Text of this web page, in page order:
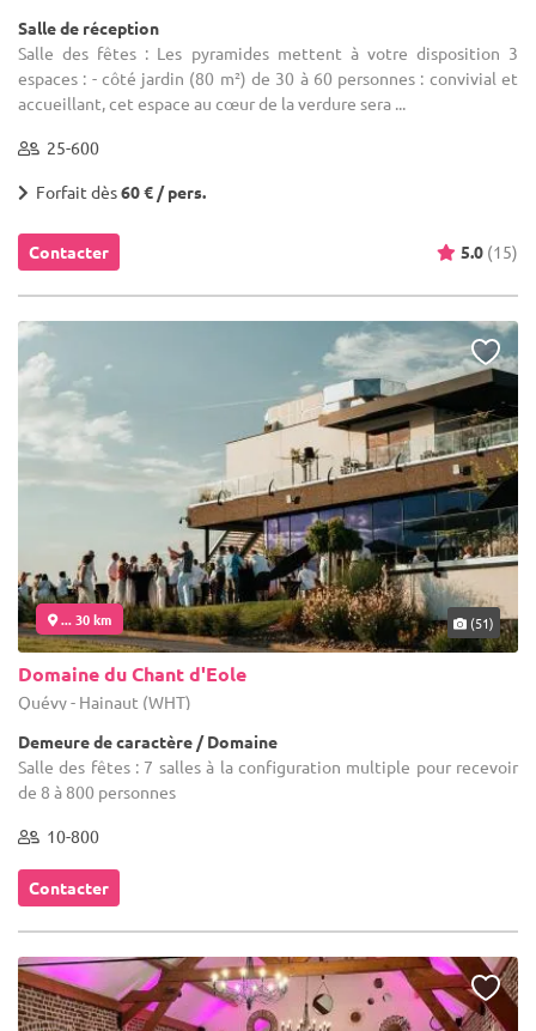
Salle de réception
Salle des fêtes : Les pyramides mettent à votre disposition 3
espaces : - côté jardin (80 m²) de 30 à 60 personnes : convivial et
accueillant, cet espace au cœur de la verdure sera ...
25-600
Forfait dès60 € / pers.
Contacter 5.0 (15)
... 30 km (51)
Domaine du Chant d'Eole
Quévy - Hainaut (WHT)
Demeure de caractère / Domaine
Salle des fêtes : 7 salles à la configuration multiple pour recevoir
de 8 à 800 personnes
10-800
Contacter